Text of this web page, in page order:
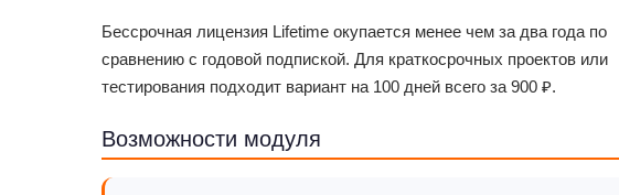
Бессрочная лицензия Lifetime окупается менее чем за два года по
сравнению с годовой подпиской. Для краткосрочных проектов или
тестирования подходит вариант на 100 дней всего за 900 ₽.
Возможности модуля